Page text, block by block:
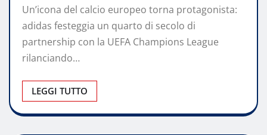
Un’icona del calcio europeo torna protagonista:
adidas festeggia un quarto di secolo di
partnership con la UEFA Champions League
rilanciando…
LEGGI TUTTO